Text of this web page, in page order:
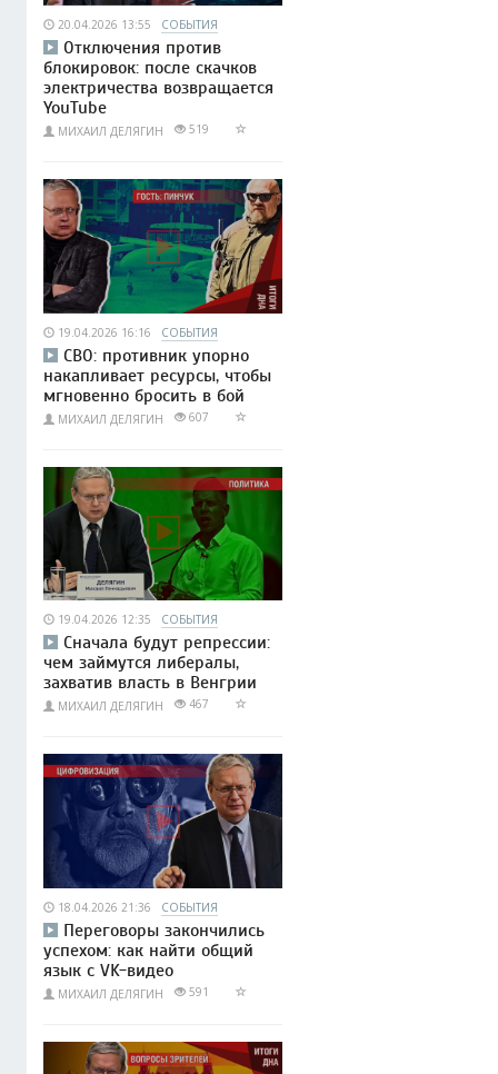
20.04.2026 13:55 СОБЫТИЯ
Отключения против
блокировок: после скачков
электричества возвращается
YouTube
МИХАИЛ ДЕЛЯГИН 519
19.04.2026 16:16 СОБЫТИЯ
СВО: противник упорно
накапливает ресурсы, чтобы
мгновенно бросить в бой
МИХАИЛ ДЕЛЯГИН 607
19.04.2026 12:35 СОБЫТИЯ
Сначала будут репрессии:
чем займутся либералы,
захватив власть в Венгрии
МИХАИЛ ДЕЛЯГИН 467
18.04.2026 21:36 СОБЫТИЯ
Переговоры закончились
успехом: как найти общий
язык с VK-видео
МИХАИЛ ДЕЛЯГИН 591